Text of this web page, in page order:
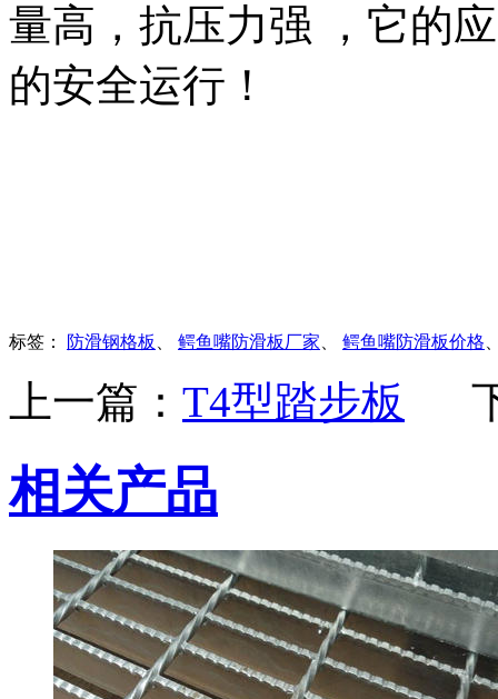
量高，抗压力强 ，它的
的安全运行！
标签： 防滑钢格板 、 鳄鱼嘴防滑板厂家、 鳄鱼嘴防滑板价格
上一篇： T4型踏步板
相关产品